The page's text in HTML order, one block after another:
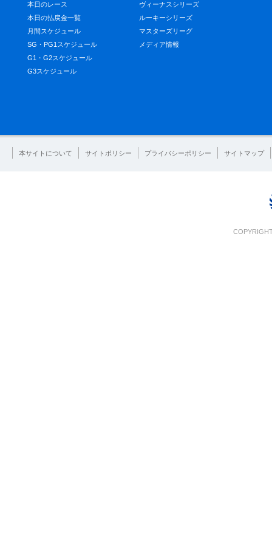
本日のレース
本日の払戻金一覧
月間スケジュール
SG・PG1スケジュール
G1・G2スケジュール
G3スケジュール
ヴィーナスシリーズ
ルーキーシリーズ
マスターズリーグ
メディア情報
本サイトについて サイトポリシー プライバシーポリシー サイトマップ